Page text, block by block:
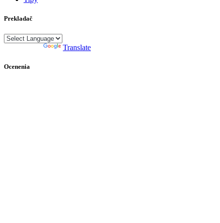
Prekladač
Translate
Ocenenia